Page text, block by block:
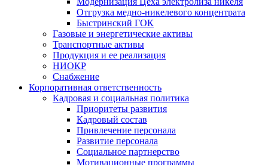
Отгрузка медно-никелевого концентрата
Быстринский ГОК
Газовые и энергетические активы
Транспортные активы
Продукция и ее реализация
НИОКР
Снабжение
Корпоративная ответственность
Кадровая и социальная политика
Приоритеты развития
Кадровый состав
Привлечение персонала
Развитие персонала
Социальное партнерство
Мотивационные программы